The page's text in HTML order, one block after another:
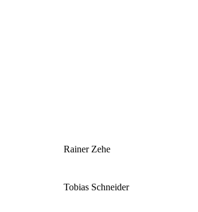
Rainer Zehe
Tobias Schneider